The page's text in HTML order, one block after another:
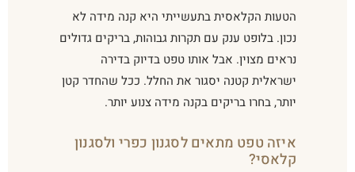
הטעות הקלאסית בתעשייתי היא קנה מידה לא
נכון. בלופט ענק עם תקרות גבוהות, בריקים גדולים
נראים מצוין. אבל אותו טפט בדיוק בדירה
ישראלית קטנה יסגור את החלל. ככל שהחדר קטן
יותר, בחרו בריקים בקנה מידה צנוע יותר.
איזה טפט מתאים לסגנון כפרי ולסגנון
קלאסי?